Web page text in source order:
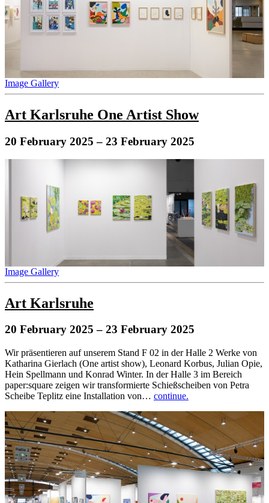
Image Gallery
Art Karlsruhe One Artist Show
20 February 2025 – 23 February 2025
Image Gallery
Art Karlsruhe
20 February 2025 – 23 February 2025
Wir präsentieren auf unserem Stand F 02 in der Halle 2 Werke von
Katharina Gierlach (One artist show), Leonard Korbus, Julian Opie,
Hein Spellmann und Konrad Winter. In der Halle 3 im Bereich
paper:square zeigen wir transformierte Schießscheiben von Petra
Scheibe Teplitz eine Installation von… continue.